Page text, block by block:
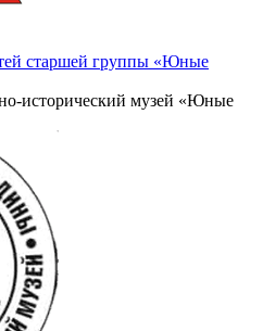
старшей группы «Юные
исторический музей «Юные